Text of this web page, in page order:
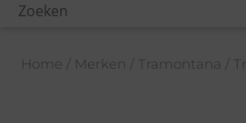
Home / Merken / Tramontana /